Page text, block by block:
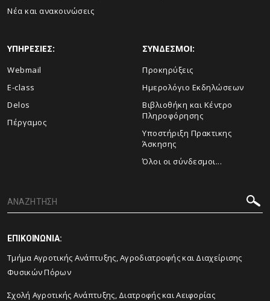
Νέα και ανακοινώσεις
ΥΠΗΡΕΣΙΕΣ:
Webmail
E-class
Delos
Πέργαμος
ΣΥΝΔΕΣΜΟΙ:
Προκηρύξεις
Ημερολόγιο Εκδηλώσεων
Βιβλιοθήκη και Κέντρο
Πληροφόρησης
Υποστήριξη Πρακτικης
Άσκησης
Όλοι οι σύνδεσμοι...
ΕΠΙΚΟΙΝΩΝΙΑ:
Τμήμα Αγροτικής Ανάπτυξης, Αγροδιατροφής και Διαχείρισης
Φυσικών Πόρων
Σχολή Αγροτικής Ανάπτυξης, Διατροφής και Αειφορίας